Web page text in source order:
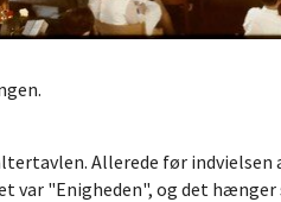
Allerede før indvielsen
var "Enigheden", og det